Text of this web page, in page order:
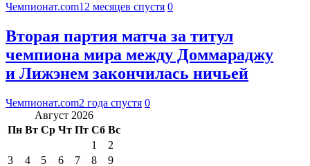
Чемпионат.com12 месяцев спустя 0
Вторая партия матча за титул
чемпиона мира между Доммараджу
и Лижэнем закончилась ничьей
Чемпионат.com2 года спустя 0
Август 2026
Пн Вт Ср Чт Пт Сб Вс
1
2
3
4 5 6 7 8
9